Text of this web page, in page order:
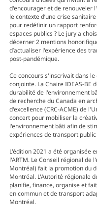
d'encourager et de renouveler
le contexte d’une crise
pour redéfinir un rapport
espaces publics ? Le jury a
décerner 2 mentions
d’actualiser l'expérience des
post-pandémique.
Ce concours s'inscrivait dans
conjointe. La Chaire IDEAS-BE
durabilité de l'environnement
de recherche du Canada en
d'excellence (CRC-ACME) de
concert pour mobiliser la
l'environnement bâti afin de
expériences de transport
L'édition 2021 a été organisée
l'ARTM. Le Conseil régional de
Montréal) fait la promotion du
Montréal. L'Autorité régionale
planifie, finance, organise et
en commun et de transport
Montréal.